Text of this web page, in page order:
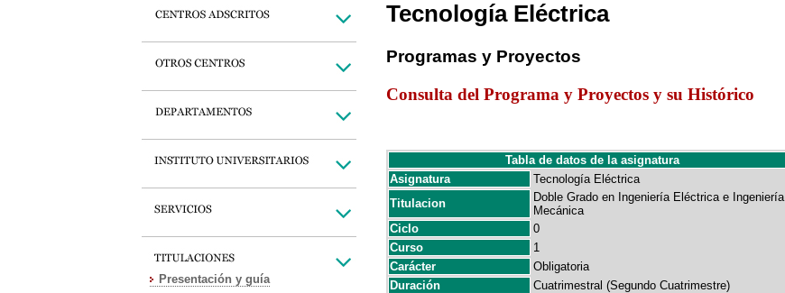
Presentación y guía
Tecnología Eléctrica
Programas y Proyectos
Consulta del Programa y Proyectos y su Histórico
Tabla de datos de la asignatura
Asignatura
Tecnología Eléctrica
Titulacion
Doble Grado en Ingeniería Eléctrica e Ingeniería
Mecánica
Ciclo
0
Curso
1
Carácter
Obligatoria
Duración
Cuatrimestral (Segundo Cuatrimestre)